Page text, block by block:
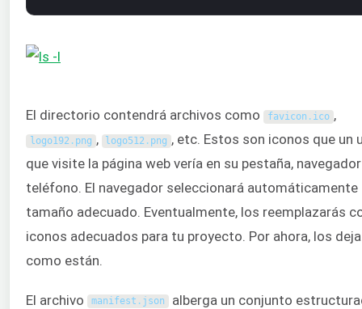
El directorio contendrá archivos como favicon . ico ,
logo192 . png , logo512 . png , etc. Estos son iconos que un
que visite la página web vería en su pestaña,
teléfono. El navegador seleccionará automáticamente
tamaño adecuado. Eventualmente, los reemplazarás
iconos adecuados para tu proyecto. Por ahora, los
como están.
El archivo manifest . json alberga un conjunto